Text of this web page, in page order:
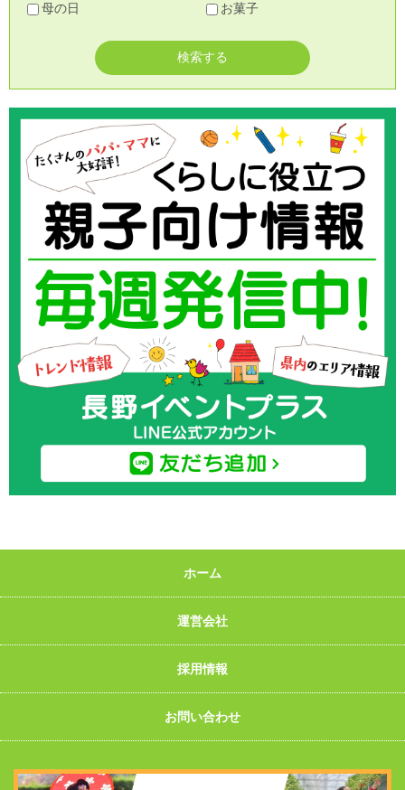
母の日 お菓子
ホーム
運営会社
採用情報
お問い合わせ